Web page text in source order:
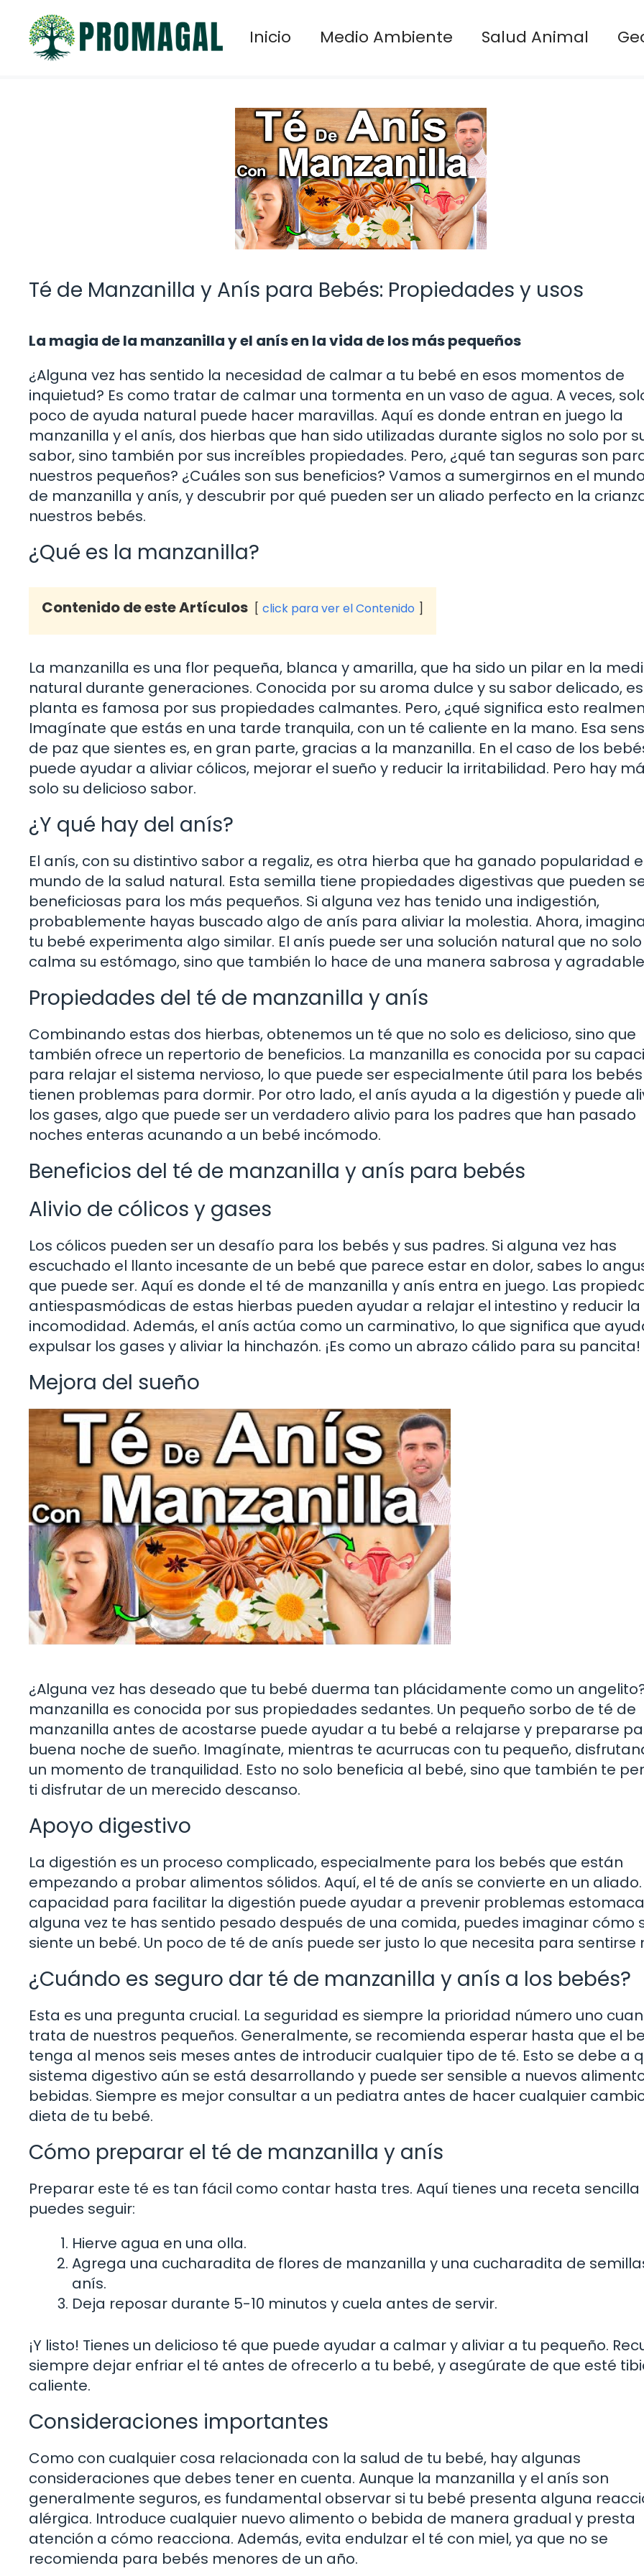
contenido
Inicio Medio Ambiente Salud Animal
Té de Manzanilla y Anís para Bebés: Propiedades y usos
La magia de la manzanilla y el anís en la vida de los más pequeños
¿Alguna vez has sentido la necesidad de calmar a tu bebé en esos momentos de
inquietud? Es como tratar de calmar una tormenta en un vaso de agua. A veces,
poco de ayuda natural puede hacer maravillas. Aquí es donde entran en juego la
manzanilla y el anís, dos hierbas que han sido utilizadas durante siglos no solo por
sabor, sino también por sus increíbles propiedades. Pero, ¿qué tan seguras son
nuestros pequeños? ¿Cuáles son sus beneficios? Vamos a sumergirnos en el
de manzanilla y anís, y descubrir por qué pueden ser un aliado perfecto en la
nuestros bebés.
¿Qué es la manzanilla?
Contenido de este Artículos click para ver el Contenido
La manzanilla es una flor pequeña, blanca y amarilla, que ha sido un pilar en la
natural durante generaciones. Conocida por su aroma dulce y su sabor delicado,
planta es famosa por sus propiedades calmantes. Pero, ¿qué significa esto
Imagínate que estás en una tarde tranquila, con un té caliente en la mano. Esa
de paz que sientes es, en gran parte, gracias a la manzanilla. En el caso de los
puede ayudar a aliviar cólicos, mejorar el sueño y reducir la irritabilidad. Pero hay
solo su delicioso sabor.
¿Y qué hay del anís?
El anís, con su distintivo sabor a regaliz, es otra hierba que ha ganado popularidad
mundo de la salud natural. Esta semilla tiene propiedades digestivas que pueden
beneficiosas para los más pequeños. Si alguna vez has tenido una indigestión,
probablemente hayas buscado algo de anís para aliviar la molestia. Ahora,
tu bebé experimenta algo similar. El anís puede ser una solución natural que no solo
calma su estómago, sino que también lo hace de una manera sabrosa y
Propiedades del té de manzanilla y anís
Combinando estas dos hierbas, obtenemos un té que no solo es delicioso, sino que
también ofrece un repertorio de beneficios. La manzanilla es conocida por su
para relajar el sistema nervioso, lo que puede ser especialmente útil para los
tienen problemas para dormir. Por otro lado, el anís ayuda a la digestión y puede
los gases, algo que puede ser un verdadero alivio para los padres que han pasado
noches enteras acunando a un bebé incómodo.
Beneficios del té de manzanilla y anís para bebés
Alivio de cólicos y gases
Los cólicos pueden ser un desafío para los bebés y sus padres. Si alguna vez has
escuchado el llanto incesante de un bebé que parece estar en dolor, sabes lo
que puede ser. Aquí es donde el té de manzanilla y anís entra en juego. Las
antiespasmódicas de estas hierbas pueden ayudar a relajar el intestino y reducir la
incomodidad. Además, el anís actúa como un carminativo, lo que significa que
expulsar los gases y aliviar la hinchazón. ¡Es como un abrazo cálido para su pancita!
Mejora del sueño
¿Alguna vez has deseado que tu bebé duerma tan plácidamente como un
manzanilla es conocida por sus propiedades sedantes. Un pequeño sorbo de té de
manzanilla antes de acostarse puede ayudar a tu bebé a relajarse y prepararse
buena noche de sueño. Imagínate, mientras te acurrucas con tu pequeño,
un momento de tranquilidad. Esto no solo beneficia al bebé, sino que también te
ti disfrutar de un merecido descanso.
Apoyo digestivo
La digestión es un proceso complicado, especialmente para los bebés que están
empezando a probar alimentos sólidos. Aquí, el té de anís se convierte en un aliado.
capacidad para facilitar la digestión puede ayudar a prevenir problemas
alguna vez te has sentido pesado después de una comida, puedes imaginar cómo
siente un bebé. Un poco de té de anís puede ser justo lo que necesita para sentirse
¿Cuándo es seguro dar té de manzanilla y anís a los bebés?
Esta es una pregunta crucial. La seguridad es siempre la prioridad número uno
trata de nuestros pequeños. Generalmente, se recomienda esperar hasta que el
tenga al menos seis meses antes de introducir cualquier tipo de té. Esto se debe a
sistema digestivo aún se está desarrollando y puede ser sensible a nuevos
bebidas. Siempre es mejor consultar a un pediatra antes de hacer cualquier
dieta de tu bebé.
Cómo preparar el té de manzanilla y anís
Preparar este té es tan fácil como contar hasta tres. Aquí tienes una receta sencilla
puedes seguir:
Hierve agua en una olla.
Agrega una cucharadita de flores de manzanilla y una cucharadita de
anís.
Deja reposar durante 5-10 minutos y cuela antes de servir.
¡Y listo! Tienes un delicioso té que puede ayudar a calmar y aliviar a tu pequeño.
siempre dejar enfriar el té antes de ofrecerlo a tu bebé, y asegúrate de que esté
caliente.
Consideraciones importantes
Como con cualquier cosa relacionada con la salud de tu bebé, hay algunas
consideraciones que debes tener en cuenta. Aunque la manzanilla y el anís son
generalmente seguros, es fundamental observar si tu bebé presenta alguna
alérgica. Introduce cualquier nuevo alimento o bebida de manera gradual y presta
atención a cómo reacciona. Además, evita endulzar el té con miel, ya que no se
recomienda para bebés menores de un año.